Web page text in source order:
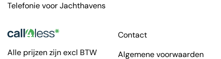
Telefonie voor Jachthavens
Alle prijzen zijn excl BTW
Contact
Algemene voorwaarden